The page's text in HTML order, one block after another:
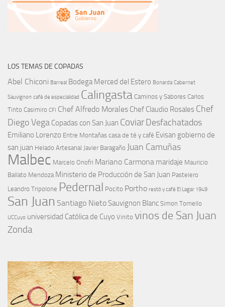
LOS TEMAS DE COPADAS
Abel Chiconi Barreal Bodega Merced del Estero Bonarda Cabernet
Sauvignon café de especialidad Calingasta Caminos y Sabores Carlos
Tinto Casimiro CFI Chef Alfredo Morales Chef Claudio Rosales Chef
Diego Vega Copadas con San Juan CoviarDesfachatados
Emiliano Lorenzo Entre Montañas casa de té y café Evisan gobierno de
san juan Helado Artesanal Javier Baragaño Juan Camuñas
Malbec Marcelo Onofri Mariano Carmona maridaje Mauricio
Ballato Mendoza Ministerio de Producción de San Juan Pastelero
Leandro Tripolone Pedernal Pocito Portho restó y café El Lagar 1949
San Juan Santiago Nieto Sauvignon Blanc Simon Tornello
UCCuyo universidad Católica de Cuyo Vinito vinos de San Juan
Zonda